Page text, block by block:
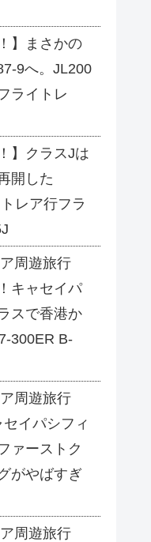
】まさかの
9へ。JL200
ライトレ
】クラスJは
開した
レア行フラ
周遊旅行
キャセイパ
スで香港か
300ER B-
周遊旅行
イパシフィ
ァーストク
がやばすぎ
周遊旅行